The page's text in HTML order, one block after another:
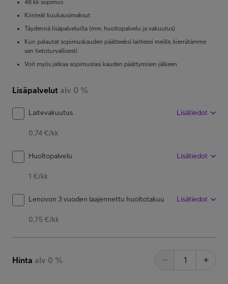
48 kk sopimus
Kiinteät kuukausimaksut
Täydennä lisäpalveluilla (mm. huoltopalvelu ja vakuutus)
Kun palautat sopimuskauden päätteeksi laitteesi meille, kierrätämme
sen tietoturvallisesti
Voit myös jatkaa sopimustasi kauden päättymisen jälkeen
Lisäpalvelut alv 0 %
Laitevakuutus Lisätiedot
0,74 €/kk
Huoltopalvelu Lisätiedot
1 €/kk
Lenovon 3 vuoden laajennettu huoltotakuu Lisätiedot
0,75 €/kk
Hinta alv 0 %